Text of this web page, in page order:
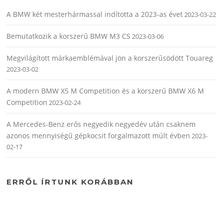
A BMW két mesterhármassal indította a 2023-as évet2023-03-22
Bemutatkozik a korszerű BMW M3 CS 2023-03-06
Megvilágított márkaemblémával jön a korszerűsödött Touareg
2023-03-02
A modern BMW X5 M Competition és a korszerű BMW X6 M
Competition 2023-02-24
A Mercedes-Benz erős negyedik negyedév után csaknem
azonos mennyiségű gépkocsit forgalmazott múlt évben 2023-
02-17
ERRŐL ÍRTUNK KORÁBBAN